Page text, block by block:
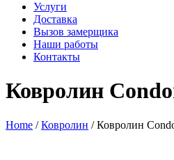
Услуги
Доставка
Вызов замерщика
Наши работы
Контакты
Ковролин
Home /Ковролин / Ковролин